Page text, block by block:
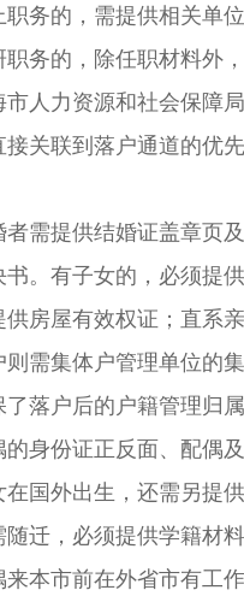
务的，需提供相关单
务的，除任职材料外
人力资源和社会保障
关联到落户通道的优
提供结婚证盖章页
。有子女的，必须提
房屋有效权证；直系
需集体户管理单位的
落户后的户籍管理归属
份证正反面、配偶
国外出生，还需另提
迁，必须提供学籍材
本市前在外省市有工